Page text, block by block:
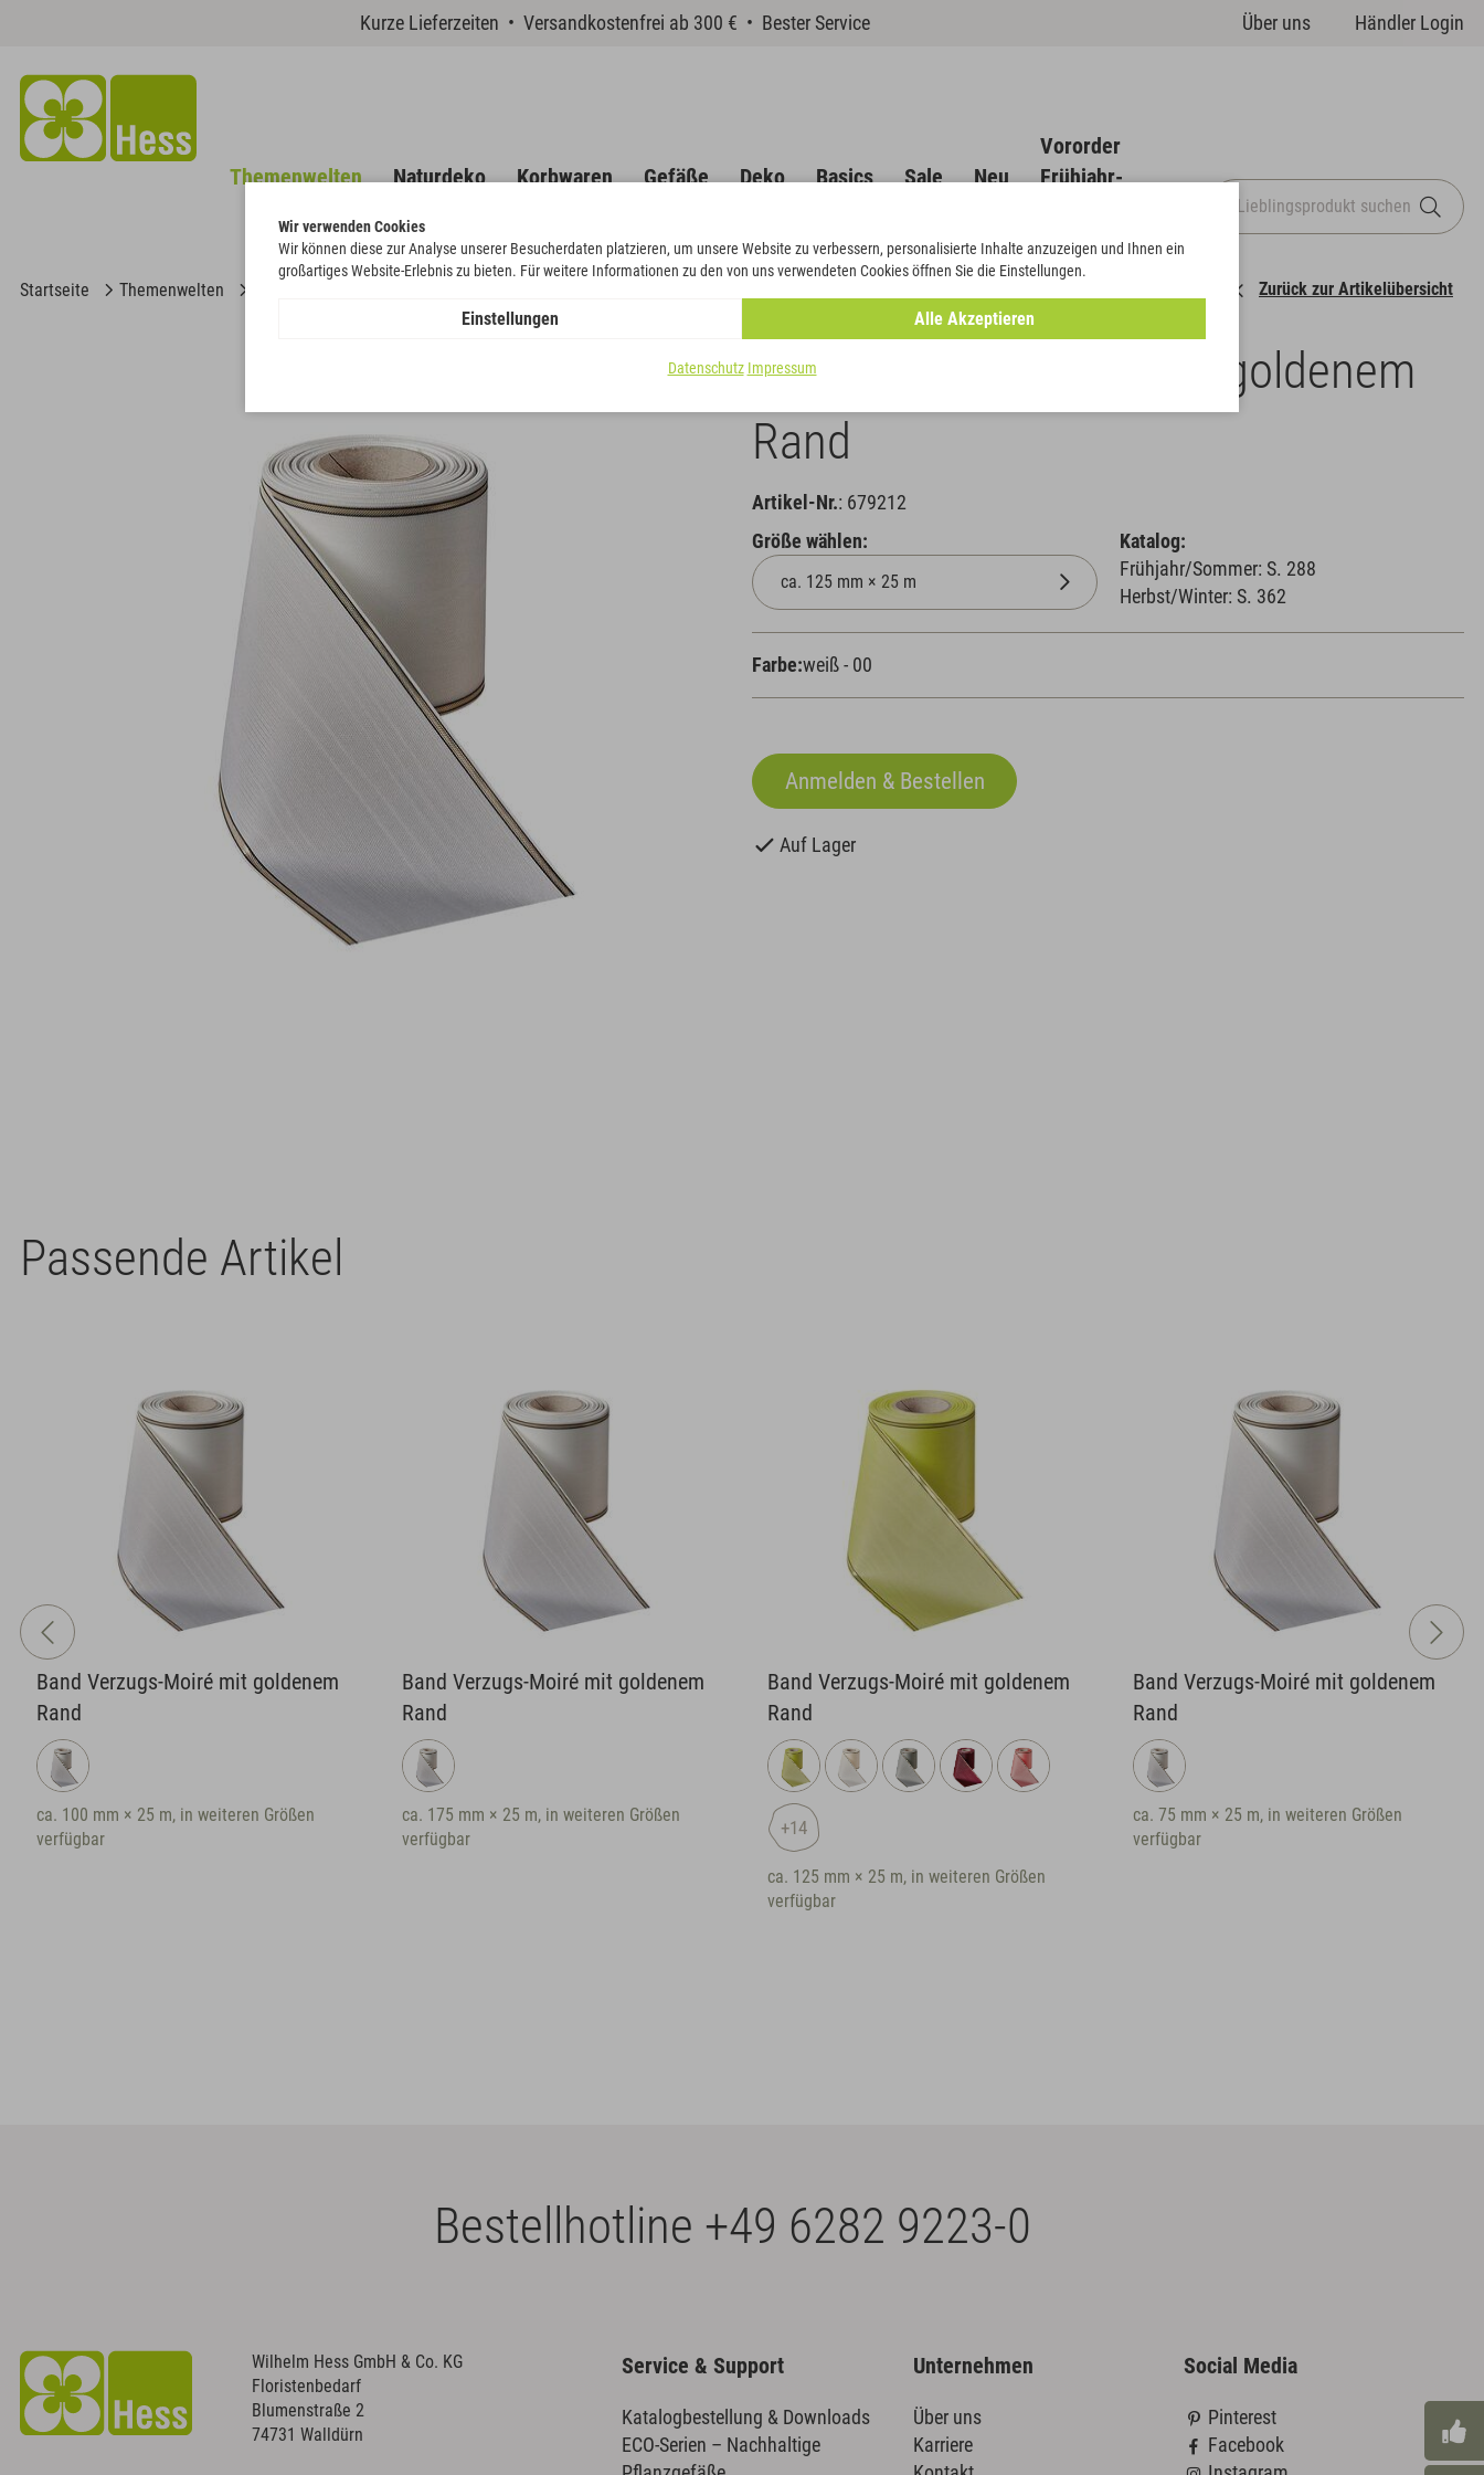
Kurze Lieferzeiten • Versandkostenfrei ab 300 € • Bester Service Über uns Händler Login
Themenwelten Naturdeko Korbwaren Gefäße Deko Basics Sale Neu
Vororder
Frühjahr-
Startseite Themenwelten Zurück zur Artikelübersicht
Band Verzugs-Moiré mit goldenem
Rand
Artikel-Nr.: 679212
Größe wählen:
Katalog:
Frühjahr/Sommer: S. 288
Herbst/Winter: S. 362
Farbe:weiß - 00
Auf Lager
Passende Artikel
Band Verzugs-Moiré mit goldenem
Rand
ca. 100 mm × 25 m, in weiteren Größen
verfügbar
Band Verzugs-Moiré mit goldenem
Rand
ca. 175 mm × 25 m, in weiteren Größen
verfügbar
Band Verzugs-Moiré mit goldenem
Rand
+14
ca. 125 mm × 25 m, in weiteren Größen
verfügbar
Band Verzugs-Moiré mit goldenem
Rand
ca. 75 mm × 25 m, in weiteren Größen
verfügbar
Bestellhotline +49 6282 9223-0
Wilhelm Hess GmbH & Co. KG
Floristenbedarf
Blumenstraße 2
74731 Walldürn
Service & Support
Katalogbestellung & Downloads
ECO-Serien – Nachhaltige
Unternehmen
Über uns
Karriere
Social Media
Pinterest
Facebook
Wir verwenden Cookies
Wir können diese zur Analyse unserer Besucherdaten platzieren, um unsere Website zu verbessern, personalisierte Inhalte anzuzeigen und Ihnen ein
großartiges Website-Erlebnis zu bieten. Für weitere Informationen zu den von uns verwendeten Cookies öffnen Sie die Einstellungen.
Einstellungen Alle Akzeptieren
Datenschutz Impressum